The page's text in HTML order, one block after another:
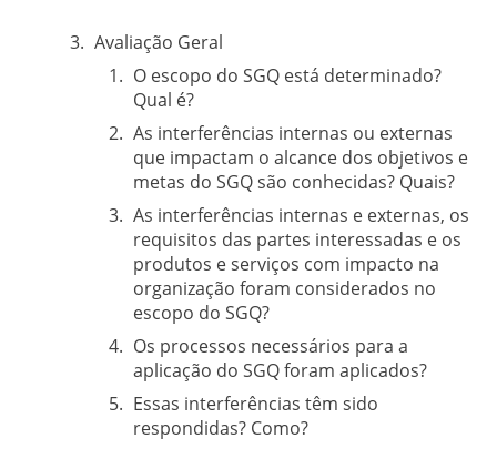
Avaliação Geral
O escopo do SGQ está determinado?
Qual é?
As interferências internas ou externas
que impactam o alcance dos objetivos e
metas do SGQ são conhecidas? Quais?
As interferências internas e externas, os
requisitos das partes interessadas e os
produtos e serviços com impacto na
organização foram considerados no
escopo do SGQ?
Os processos necessários para a
aplicação do SGQ foram aplicados?
Essas interferências têm sido
respondidas? Como?